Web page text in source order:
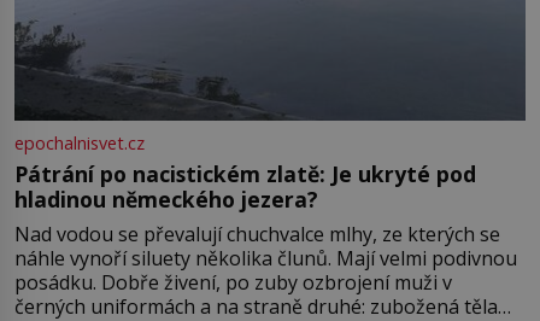
epochalnisvet.cz
Pátrání po nacistickém zlatě: Je ukryté pod
hladinou německého jezera?
Nad vodou se převalují chuchvalce mlhy, ze kterých se
náhle vynoří siluety několika člunů. Mají velmi podivnou
posádku. Dobře živení, po zuby ozbrojení muži v
černých uniformách a na straně druhé: zubožená těla